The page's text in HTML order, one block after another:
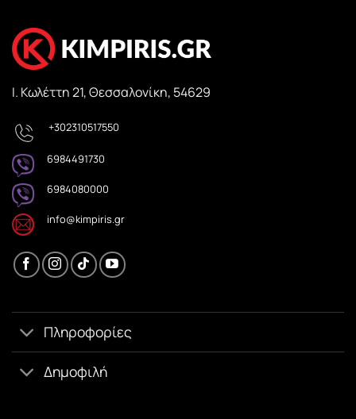
Ι. Κωλέττη 21, Θεσσαλονίκη, 54629
+302310517550
6984491730
6984080000
info@kimpiris.gr
Πληροφορίες
Δημοφιλή